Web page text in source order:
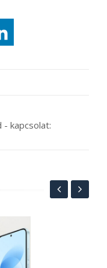
- kapcsolat: